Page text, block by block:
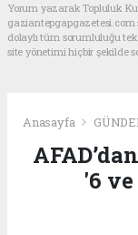
Yorum yazarak Topluluk
gaziantepgapgazetesi.com
dolaylı tüm sorumluluğu
site yönetimi hiçbir şekilde
Anasayfa
'6